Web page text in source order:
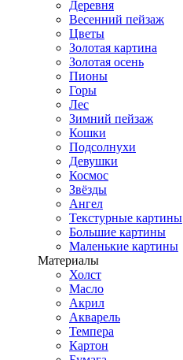
Деревня
Весенний пейзаж
Цветы
Золотая картина
Золотая осень
Пионы
Горы
Лес
Зимний пейзаж
Кошки
Подсолнухи
Девушки
Космос
Звёзды
Ангел
Текстурные картины
Большие картины
Маленькие картины
Материалы
Холст
Масло
Акрил
Акварель
Темпера
Картон